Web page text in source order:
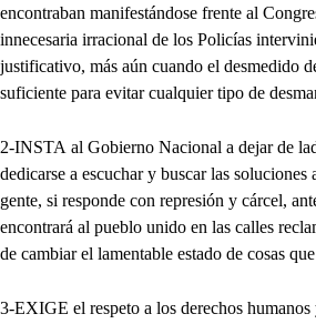
encontraban manifestándose frente al
innecesaria irracional de los Policías
justificativo, más aún cuando el desmedido
suficiente para evitar cualquier tipo de
2-INSTA al Gobierno Nacional a dejar de
dedicarse a escuchar y buscar las soluciones
gente, si responde con represión y cárcel,
encontrará al pueblo unido en las calles
de cambiar el lamentable estado de cosas
3-EXIGE el respeto a los derechos